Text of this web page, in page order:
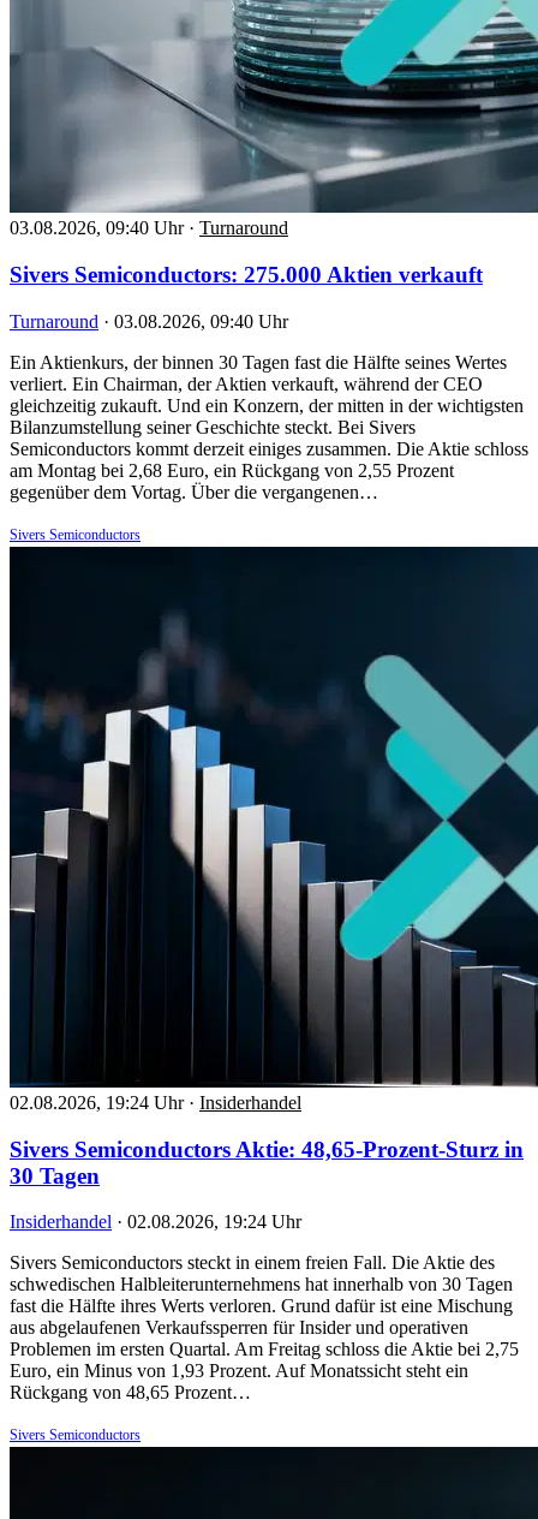
03.08.2026, 09:40 Uhr · Turnaround
Sivers Semiconductors: 275.000 Aktien verkauft
Turnaround · 03.08.2026, 09:40 Uhr
Ein Aktienkurs, der binnen 30 Tagen fast die Hälfte seines Wertes
verliert. Ein Chairman, der Aktien verkauft, während der CEO
gleichzeitig zukauft. Und ein Konzern, der mitten in der wichtigsten
Bilanzumstellung seiner Geschichte steckt. Bei Sivers
Semiconductors kommt derzeit einiges zusammen. Die Aktie schloss
am Montag bei 2,68 Euro, ein Rückgang von 2,55 Prozent
gegenüber dem Vortag. Über die vergangenen…
Sivers Semiconductors
02.08.2026, 19:24 Uhr · Insiderhandel
Sivers Semiconductors Aktie: 48,65-Prozent-Sturz in
30 Tagen
Insiderhandel · 02.08.2026, 19:24 Uhr
Sivers Semiconductors steckt in einem freien Fall. Die Aktie des
schwedischen Halbleiterunternehmens hat innerhalb von 30 Tagen
fast die Hälfte ihres Werts verloren. Grund dafür ist eine Mischung
aus abgelaufenen Verkaufssperren für Insider und operativen
Problemen im ersten Quartal. Am Freitag schloss die Aktie bei 2,75
Euro, ein Minus von 1,93 Prozent. Auf Monatssicht steht ein
Rückgang von 48,65 Prozent…
Sivers Semiconductors